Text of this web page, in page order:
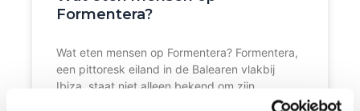
Formentera?
Wat eten mensen op Formentera? Formentera,
een pittoresk eiland in de Balearen vlakbij
Ibiza, staat niet alleen bekend om zijn
adembenemende stranden en ongerepte